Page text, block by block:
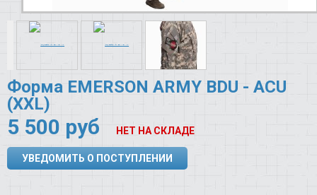
Форма EMERSON ARMY BDU - ACU
(XXL)
5 500 руб НЕТ НА СКЛАДЕ
УВЕДОМИТЬ О ПОСТУПЛЕНИИ